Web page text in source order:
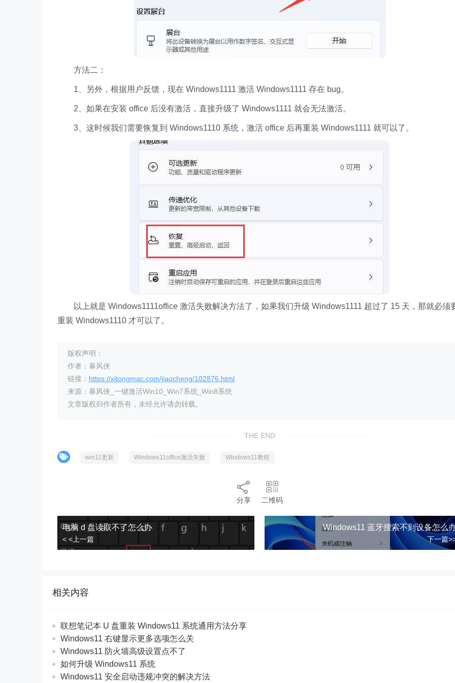
方法二：
1、另外，根据用户反馈，现在 Windows1111 激活 Windows1111 存在 bug。
2、如果在安装 office 后没有激活，直接升级了 Windows1111 就会无法激活。
3、这时候我们需要恢复到 Windows1110 系统，激活 office 后再重装 Windows1111 就可以了。
以上就是 Windows1111office 激活失败解决方法了，如果我们升级 Windows1111 超过了 15 天，那就必须
重装 Windows1110 才可以了。
版权声明：
作者：暴风侠
链接： https://xitongmac.com/jiaocheng/102876.html
来源：暴风侠_一键激活Win10_Win7系统_Win8系统
文章版权归作者所有，未经允许请勿转载。
THE END
win11更新 Windows11office激活失败 Windows11教程
分享 二维码
电脑 d 盘读取不了怎么办
< <上一篇
Windows11 蓝牙搜索不到设备怎么
下一篇
相关内容
联想笔记本 U 盘重装 Windows11 系统通用方法分享
Windows11 右键显示更多选项怎么关
Windows11 防火墙高级设置点不了
如何升级 Windows11 系统
Windows11 安全启动违规冲突的解决方法